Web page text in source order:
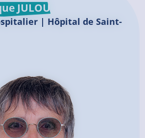
JULOU
| Hôpital de Saint-